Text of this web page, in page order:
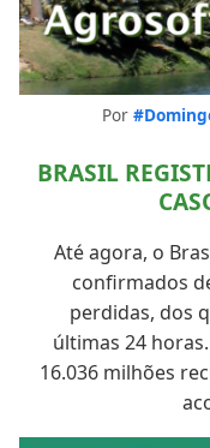
Por
BRASIL
Até agora, o
confirmados
perdidas, dos
últimas 24
16.036 milhões